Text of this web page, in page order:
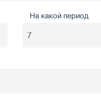
На какой период